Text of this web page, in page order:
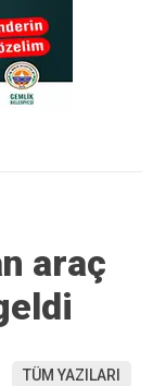
araç
TÜM YAZILARI